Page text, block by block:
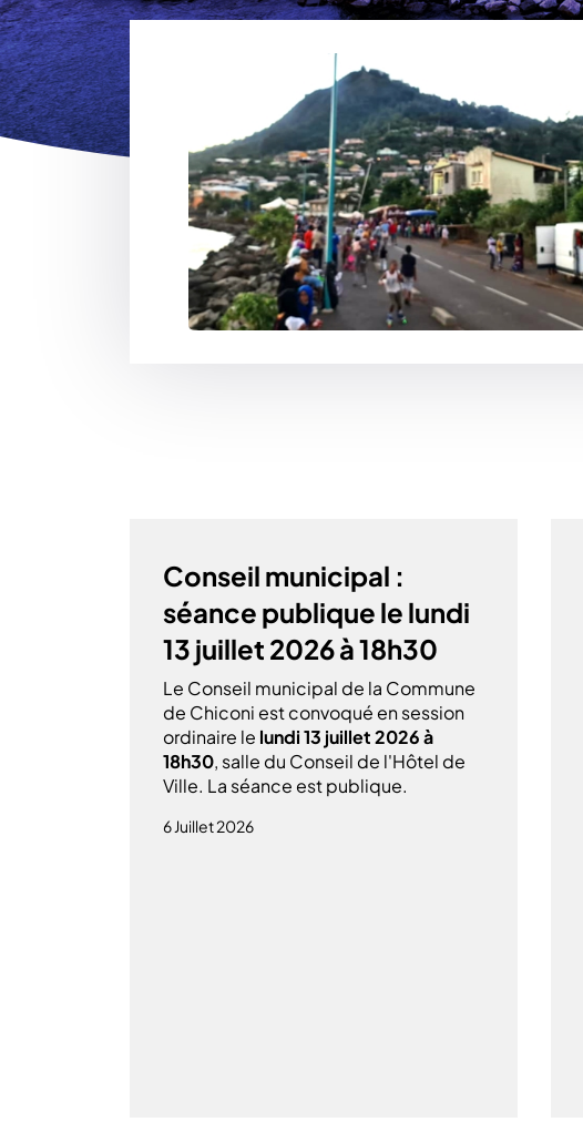
Conseil municipal :
séance publique le lundi
13 juillet 2026 à 18h30
Le Conseil municipal de la Commune
de Chiconi est convoqué en session
ordinaire le lundi 13 juillet 2026 à
18h30, salle du Conseil de l'Hôtel de
Ville. La séance est publique.
6 Juillet 2026